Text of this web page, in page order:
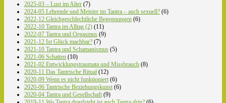
2025-03 – Lust im Alter (7)
2024-05 Lehrende und Meister im Tantra – auch sexuell? (6)
2022-12 Gleichgeschlechtliche Begegnungen (6)
2022-10 Tantra im Alltag (2) (11)
2022-07 Tantra und Orgasmus (9)
2021-12 Ist Glück machbar? (7)
2021-10 Tantra und Schamanismus (5)
2021-06 Schatten (10)
2021-02 Entwicklungstraumata und Missbrauch (8)
2020-11 Das Tantrische Ritual (12)
2020-09 Wenn es nicht funktioniert (6)
2020-06 Tantrische Beziehungskunst (6)
2020-04 Tantra und Gesellschaft (9)